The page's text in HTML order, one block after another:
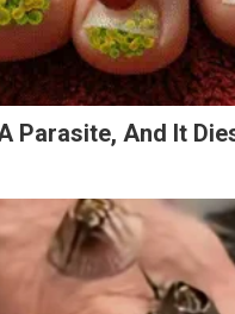
Parasite, And It